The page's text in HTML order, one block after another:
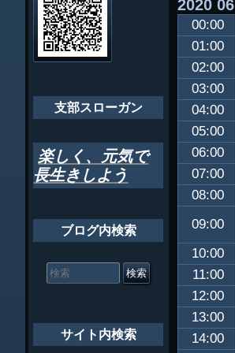
ビ
ゲ
ー
ョ
ン
2020 06
00:00
01:00
02:00
03:00
04:00
05:00
06:00
07:00
08:00
09:00
10:00
11:00
12:00
13:00
14:00
支部スローガン
楽しく、元気で
長生きしよう
ブログ内検索
索
サイト内検索